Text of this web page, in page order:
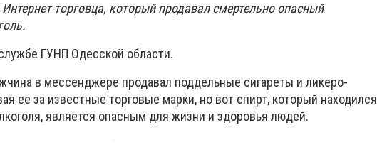
торговца, который продавал смертельно опасный
ГУНП Одесской области.
в мессенджере продавал поддельные сигареты и ликеро-
ее за известные торговые марки, но вот спирт, который находился
является опасным для жизни и здоровья людей.